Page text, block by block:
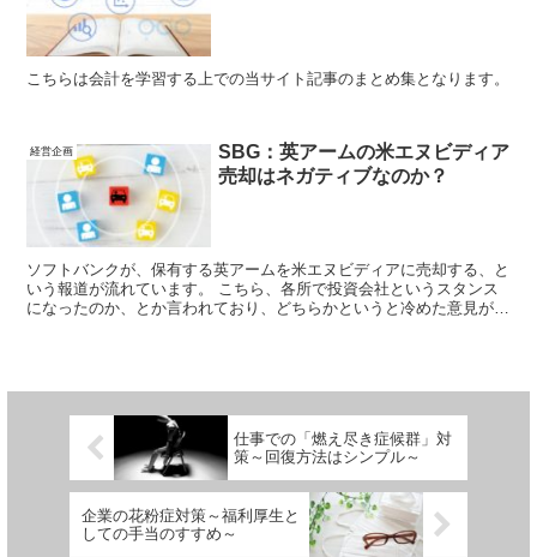
こちらは会計を学習する上での当サイト記事のまとめ集となります。
経営企画
SBG：英アームの米エヌビディア
売却はネガティブなのか？
ソフトバンクが、保有する英アームを米エヌビディアに売却する、と
いう報道が流れています。 こちら、各所で投資会社というスタンス
になったのか、とか言われており、どちらかというと冷めた意見が多
仕事での「燃え尽き症候群」対
策～回復方法はシンプル～
企業の花粉症対策～福利厚生と
しての手当のすすめ～